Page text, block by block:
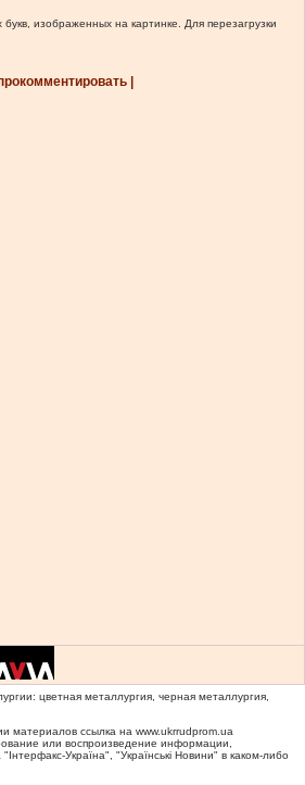
изображенных на картинке. Для перезагрузки
прокомментировать |
цветная металлургия, черная металлургия,
материалов ссылка на www.ukrrudprom.ua
или воспроизведение информации,
Україна", "Українськi Новини" в каком-либо